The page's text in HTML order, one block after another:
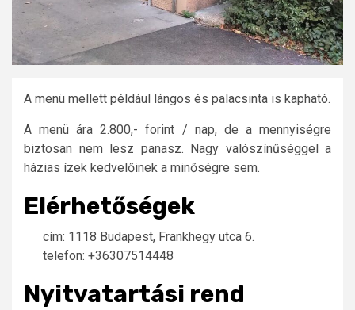
A menü mellett például lángos és palacsinta is kapható.
A menü ára 2.800,- forint / nap, de a mennyiségre
biztosan nem lesz panasz. Nagy valószínűséggel a
házias ízek kedvelőinek a minőségre sem.
Elérhetőségek
cím: 1118 Budapest, Frankhegy utca 6.
telefon: +36307514448
Nyitvatartási rend